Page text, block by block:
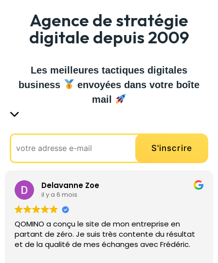
Agence de stratégie
digitale depuis 2009
Les meilleures tactiques digitales
business
envoyées dans votre boîte
mail
Delavanne Zoe
il y a 6 mois
QOMINO a conçu le site de mon entreprise en
partant de zéro. Je suis très contente du résultat
et de la qualité de mes échanges avec Frédéric.